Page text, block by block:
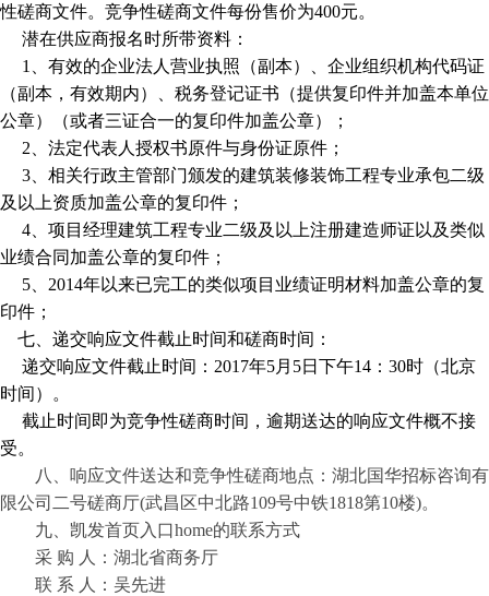
性磋商文件。竞争性磋商文件每份售价为400元。
潜在供应商报名时所带资料：
1
、有效的企业法人营业执照（副本）、企业组织机构代码证
（副本，有效期内）、税务登记证书（提供复印件并加盖本单位
公章）（或者三证合一的复印件加盖公章）；
2 、法定代表人授权书原件与身份证原件；
3 、相关行政主管部门颁发的建筑装修装饰工程专业承包二级
及以上资质加盖公章的复印件；
4 、项目经理建筑工程专业二级及以上注册建造师证以及类似
业绩合同加盖公章的复印件；
5
2014年以来已完工的类似项目业绩证明材料加盖公章的复
印件；
七、递交响应文件截止时间和磋商时间：
递交响应文件截止时间 ： 2017年5月 5日 下午14：30时 （北京
时间）。
截止时间即为竞争性磋商时间，逾期送达的响应文件概不接
受。
八、响应文件送达和竞争性磋商地点：湖北国华招标咨询有
限公司 二号磋商厅(武昌区中北路109号中铁1818第10楼)。
九、凯发首页入口home的联系方式
采 购 人： 湖北省商务厅
联 系 人： 吴先进